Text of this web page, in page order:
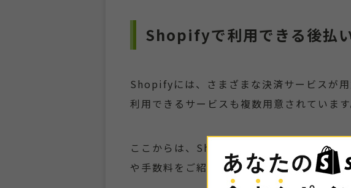
Shopifyで利用できる後払
Shopifyには、さまざまな決済サービスが
利用できるサービスも複数用意されています
ここからは、Shopifyで利用できる4つの後
や手数料をご紹介します。